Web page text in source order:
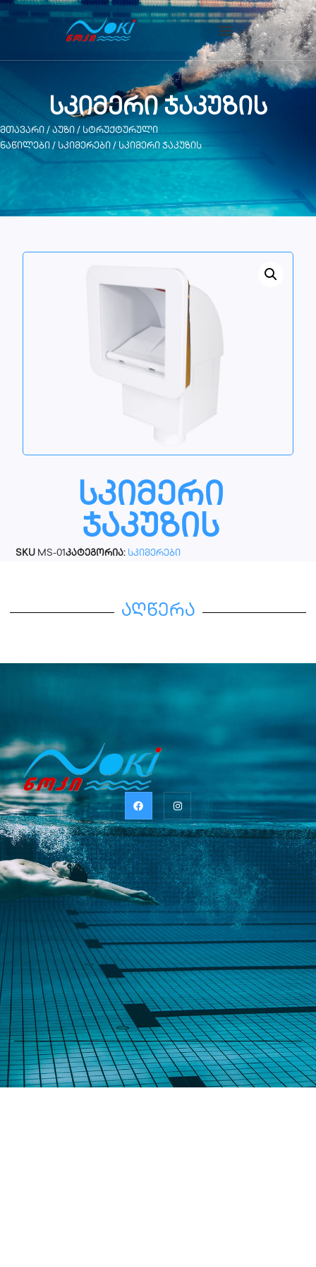
სკიმერი ჯაკუზის
მთავარი / აუზი / სტრუქტურული
ნაწილები / სკიმერები / სკიმერი ჯაკუზის
სკიმერი
ჯაკუზის
SKU MS-01კატეგორია: სკიმერები
აღწერა